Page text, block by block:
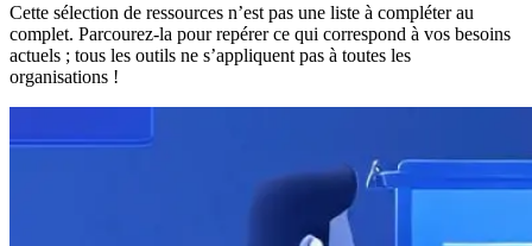
Cette sélection de ressources n’est pas une liste à compléter au
complet. Parcourez-la pour repérer ce qui correspond à vos besoins
actuels ; tous les outils ne s’appliquent pas à toutes les
organisations !